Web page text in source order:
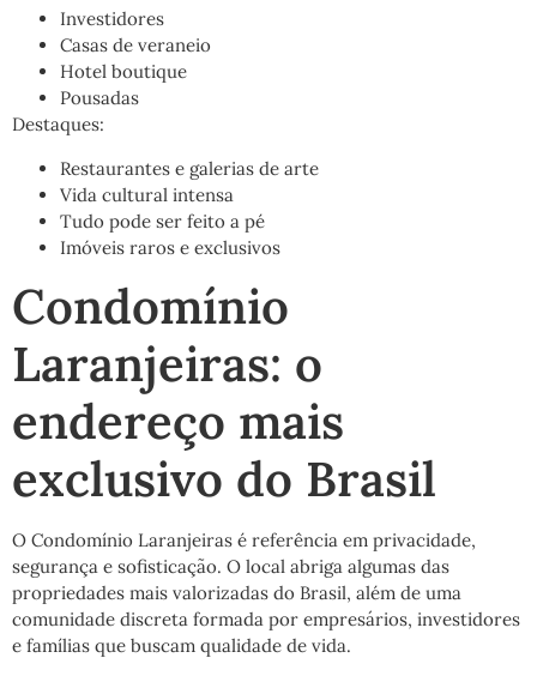
Investidores
Casas de veraneio
Hotel boutique
Pousadas
Destaques:
Restaurantes e galerias de arte
Vida cultural intensa
Tudo pode ser feito a pé
Imóveis raros e exclusivos
Condomínio
Laranjeiras: o
endereço mais
exclusivo do Brasil
O Condomínio Laranjeiras é referência em privacidade,
segurança e sofisticação. O local abriga algumas das
propriedades mais valorizadas do Brasil, além de uma
comunidade discreta formada por empresários, investidores
e famílias que buscam qualidade de vida.